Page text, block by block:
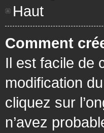
Haut
Comment
Il est facile de
modification
cliquez sur
n’avez